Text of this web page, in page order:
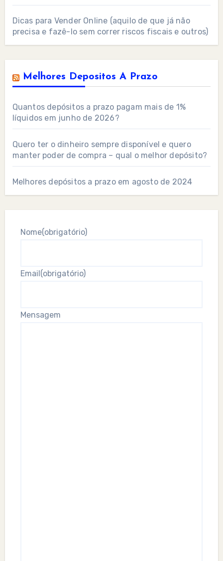
Dicas para Vender Online (aquilo de que já não
precisa e fazê-lo sem correr riscos fiscais e outros)
Melhores Depositos A Prazo
Quantos depósitos a prazo pagam mais de 1%
líquidos em junho de 2026?
Quero ter o dinheiro sempre disponível e quero
manter poder de compra – qual o melhor depósito?
Melhores depósitos a prazo em agosto de 2024
Nome(obrigatório)
Email (obrigatório)
Mensagem